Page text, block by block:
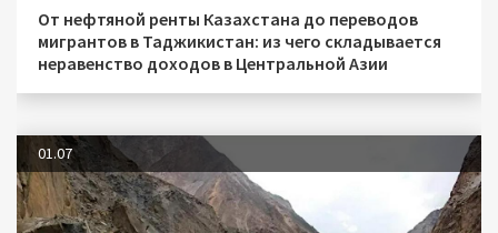
От нефтяной ренты Казахстана до переводов
мигрантов в Таджикистан: из чего складывается
неравенство доходов в Центральной Азии
01.07